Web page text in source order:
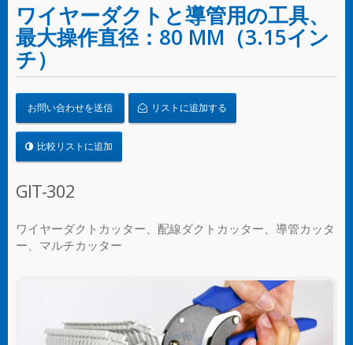
ワイヤーダクトと導管用の工具、
最大操作直径：80 MM（3.15イン
チ）
お問い合わせを送信 リストに追加する
比較リストに追加
GIT-302
ワイヤーダクトカッター、配線ダクトカッター、導管カッタ
ー、マルチカッター